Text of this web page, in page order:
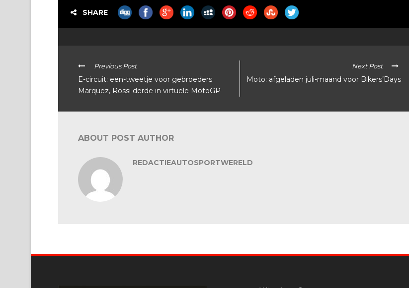
SHARE
Previous Post
E-circuit: een-tweetje voor gebroeders
Marquez, Rossi derde in virtuele MotoGP
Next Post
Moto: afgeladen juli-maand voor Bikers’Days
ABOUT POST AUTHOR
REDACTIEAUTOSPORTWERELD